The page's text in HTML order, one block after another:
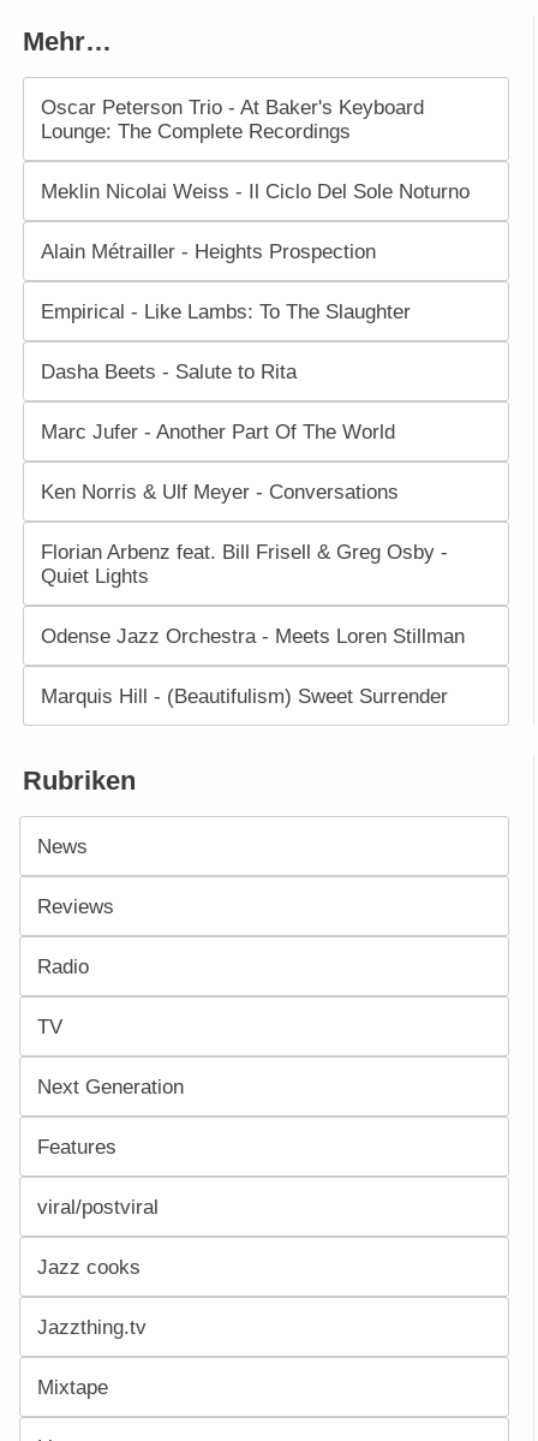
Mehr…
Oscar Peterson Trio - At Baker's Keyboard
Lounge: The Complete Recordings
Meklin Nicolai Weiss - Il Ciclo Del Sole Noturno
Alain Métrailler - Heights Prospection
Empirical - Like Lambs: To The Slaughter
Dasha Beets - Salute to Rita
Marc Jufer - Another Part Of The World
Ken Norris & Ulf Meyer - Conversations
Florian Arbenz feat. Bill Frisell & Greg Osby -
Quiet Lights
Odense Jazz Orchestra - Meets Loren Stillman
Marquis Hill - (Beautifulism) Sweet Surrender
Rubriken
News
Reviews
Radio
TV
Next Generation
Features
viral/postviral
Jazz cooks
Jazzthing.tv
Mixtape